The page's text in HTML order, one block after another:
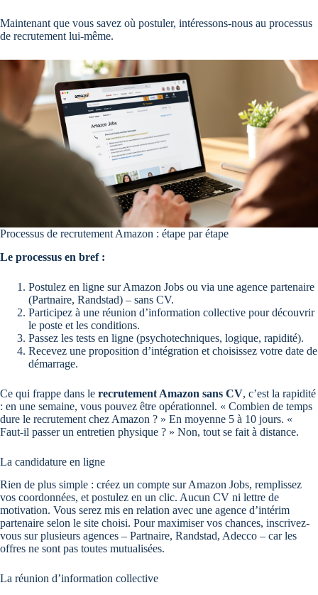
Maintenant que vous savez où postuler, intéressons-nous au processus
de recrutement lui-même.
Processus de recrutement Amazon : étape par étape
Le processus en bref :
Postulez en ligne sur Amazon Jobs ou via une agence partenaire
(Partnaire, Randstad) – sans CV.
Participez à une réunion d’information collective pour découvrir
le poste et les conditions.
Passez les tests en ligne (psychotechniques, logique, rapidité).
Recevez une proposition d’intégration et choisissez votre date de
démarrage.
Ce qui frappe dans le recrutement Amazon sans CV, c’est la rapidité
: en une semaine, vous pouvez être opérationnel. « Combien de temps
dure le recrutement chez Amazon ? » En moyenne 5 à 10 jours. «
Faut-il passer un entretien physique ? » Non, tout se fait à distance.
La candidature en ligne
Rien de plus simple : créez un compte sur Amazon Jobs, remplissez
vos coordonnées, et postulez en un clic. Aucun CV ni lettre de
motivation. Vous serez mis en relation avec une agence d’intérim
partenaire selon le site choisi. Pour maximiser vos chances, inscrivez-
vous sur plusieurs agences – Partnaire, Randstad, Adecco – car les
offres ne sont pas toutes mutualisées.
La réunion d’information collective